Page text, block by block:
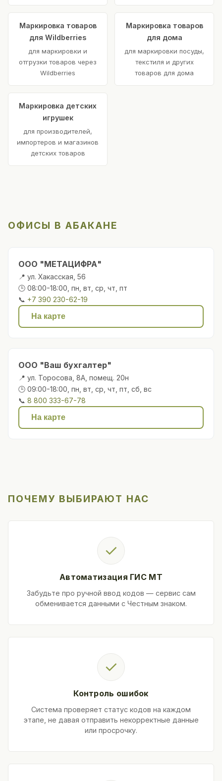
Маркировка товаров
для Wildberries
для маркировки и
отгрузки товаров через
Wildberries
Маркировка товаров
для дома
для маркировки посуды,
текстиля и других
товаров для дома
Маркировка детских
игрушек
для производителей,
импортеров и магазинов
детских товаров
ОФИСЫ В АБАКАНЕ
ООО "МЕТАЦИФРА"
📍 ул. Хакасская, 56
🕒 08:00-18:00, пн, вт, ср, чт, пт
📞 +7 390 230-62-19
На карте
ООО "Ваш бухгалтер"
📍 ул. Торосова, 8А, помещ. 20н
🕒 09:00-18:00, пн, вт, ср, чт, пт, сб, вс
📞 8 800 333-67-78
На карте
ПОЧЕМУ ВЫБИРАЮТ НАС
✓
Автоматизация ГИС МТ
Забудьте про ручной ввод кодов — сервис сам
обменивается данными с Честным знаком.
✓
Контроль ошибок
Система проверяет статус кодов на каждом
этапе, не давая отправить некорректные данные
или просрочку.